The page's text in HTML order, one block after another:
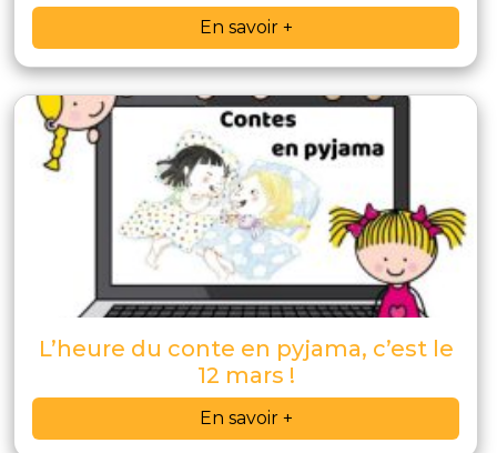
En savoir +
L’heure du conte en pyjama, c’est le
12 mars !
En savoir +